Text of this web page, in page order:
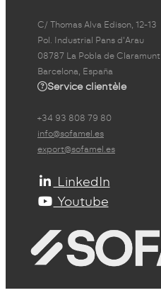
C/ Thomas Alva Edison, 12-13
Pol. Industrial Pans d'Arau
08787 La Pobla de Claramunt
Barcelona, España
Service clientèle
+34 93 808 79 80
info@sofamel.es
export@sofamel.es
LinkedIn
Youtube